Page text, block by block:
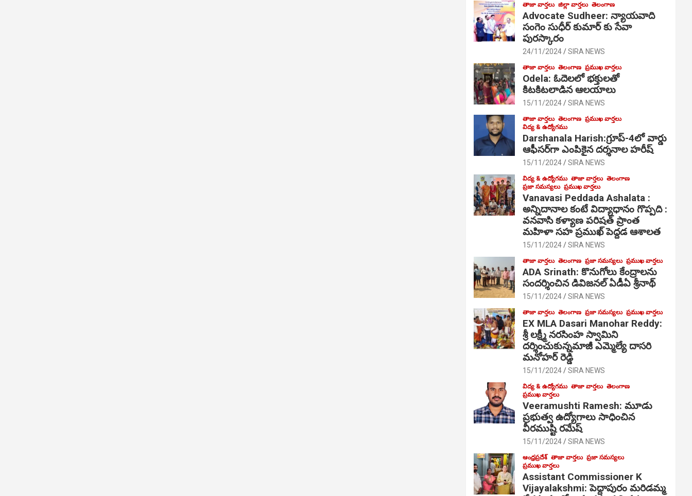
తాజా వార్తలు జిల్లా వార్తలు తెలంగాణ
Advocate Sudheer: న్యాయవాది
సంగెం సుధీర్ కుమార్ కు సేవా
పురస్కారం
24/11/2024 SIRA NEWS
తాజా వార్తలు తెలంగాణ ప్రముఖ వార్తలు
Odela: ఓదెల‌లో భక్తులతో
కిటకిటలాడిన ఆల‌యాలు
15/11/2024 SIRA NEWS
తాజా వార్తలు తెలంగాణ ప్రముఖ వార్తలు
విద్య & ఉద్యోగము
Darshanala Harish:గ్రూప్-4లో వార్డు
ఆఫీసర్‌గా ఎంపికైన దర్శనాల హరీష్
15/11/2024 SIRA NEWS
విద్య & ఉద్యోగము తాజా వార్తలు తెలంగాణ
ప్రజా సమస్యలు ప్రముఖ వార్తలు
Vanavasi Peddada Ashalata :
అన్నిదానాల కంటే విద్యాధానం గొప్పది :
వనవాసి కళ్యాణ పరిషత్ ప్రాంత
మహిళా సహ ప్రముఖ్ పెద్దడ ఆశాలత
15/11/2024 SIRA NEWS
తాజా వార్తలు తెలంగాణ ప్రజా సమస్యలు ప్రముఖ వార్తలు
ADA Srinath: కొనుగోలు కేంద్రాల‌ను
సంద‌ర్శించిన డివిజనల్ ఏడీఏ శ్రీనాథ్
15/11/2024 SIRA NEWS
తాజా వార్తలు తెలంగాణ ప్రజా సమస్యలు ప్రముఖ వార్తలు
EX MLA Dasari Manohar Reddy:
శ్రీ లక్ష్మీ నరసింహ స్వామిని
దర్శించుకున్నమాజీ ఎమ్మెల్యే దాసరి
మనోహర్ రెడ్డి
15/11/2024 SIRA NEWS
విద్య & ఉద్యోగము తాజా వార్తలు తెలంగాణ
ప్రముఖ వార్తలు
Veeramushti Ramesh: మూడు
ప్రభుత్వ ఉద్యోగాలు సాధించిన
వీరముష్టి రమేష్
15/11/2024 SIRA NEWS
ఆంధ్రప్రదేశ్ తాజా వార్తలు ప్రజా సమస్యలు
ప్రముఖ వార్తలు
Assistant Commissioner K
Vijayalakshmi: పెద్దాపురం మరిడమ్మ